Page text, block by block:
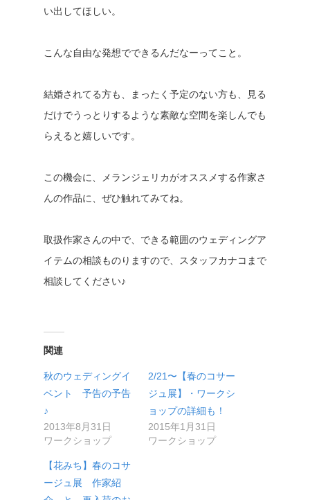
い出してほしい。
こんな自由な発想でできるんだなーってこと。
結婚されてる方も、まったく予定のない方も、見る
だけでうっとりするような素敵な空間を楽しんでも
らえると嬉しいです。
この機会に、メランジェリカがオススメする作家さ
んの作品に、ぜひ触れてみてね。
取扱作家さんの中で、できる範囲のウェディングア
イテムの相談ものりますので、スタッフカナコまで
相談してください♪
関連
秋のウェディングイ
ベント 予告の予告
♪
2013年8月31日
ワークショップ
2/21〜【春のコサー
ジュ展】・ワークシ
ョップの詳細も！
2015年1月31日
ワークショップ
【花みち】春のコサ
ージュ展 作家紹